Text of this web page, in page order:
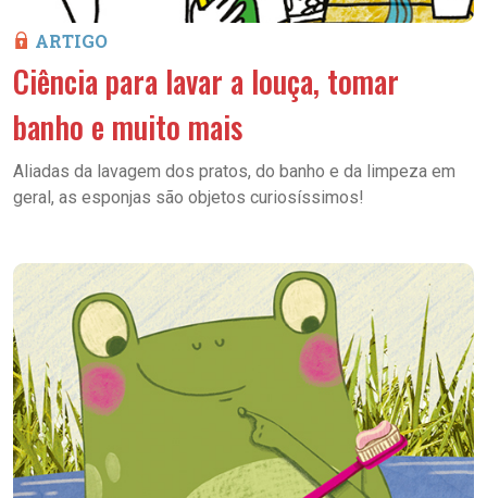
ARTIGO
Ciência para lavar a louça, tomar
banho e muito mais
Aliadas da lavagem dos pratos, do banho e da limpeza em
geral, as esponjas são objetos curiosíssimos!